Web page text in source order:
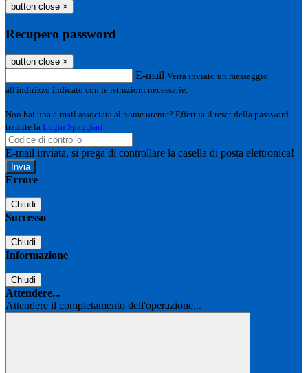
button close ×
Recupero password
button close ×
E-mail Verrà inviato un messaggio
all'indirizzo indicato con le istruzioni necessarie.
Non hai una e-mail associata al nome utente? Effettua il reset della password
tramite la Login Spaggiari
E-mail inviata, si prega di controllare la casella di posta elettronica!
Errore
Chiudi
Successo
Chiudi
Informazione
Chiudi
Attendere...
Attendere il completamento dell'operazione...